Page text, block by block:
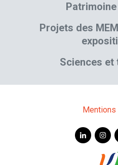
Projets des
Sciences et